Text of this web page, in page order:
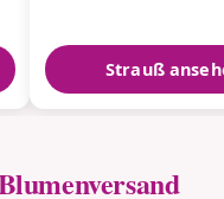
Strauß